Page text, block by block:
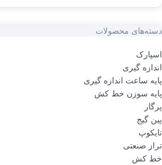
دسته‌های محصولات
اسپارک
اندازه گیری
پایه ساعت اندازه گیری
پایه سوزن خط کش
پرگار
پین گیج
تایکوپ
تراز صنعتی
خط کش